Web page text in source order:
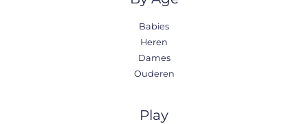
Babies
Heren
Dames
Ouderen
Play